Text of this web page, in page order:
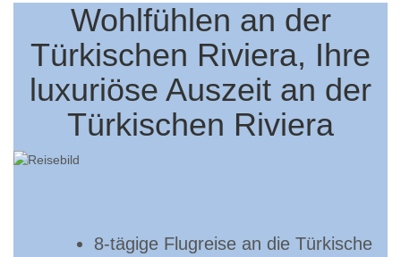
Wohlfühlen an der
Türkischen Riviera, Ihre
luxuriöse Auszeit an der
Türkischen Riviera
8-tägige Flugreise an die Türkische